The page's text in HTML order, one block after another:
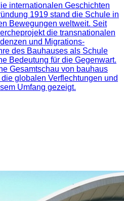
internationalen Geschichten
1919 stand die Schule in
Bewegungen weltweit. Seit
die transnationalen
und Migrations-
des Bauhauses als Schule
Bedeutung für die Gegenwart.
Gesamtschau von bauhaus
globalen Verflechtungen und
Umfang gezeigt.